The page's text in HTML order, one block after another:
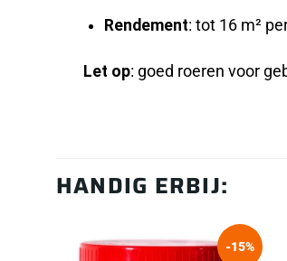
Rendement: tot 16 m²
Let op: goed roeren voor
HANDIG ERBIJ:
-15%